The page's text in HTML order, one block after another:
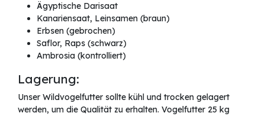
Ägyptische Darisaat
Kanariensaat, Leinsamen (braun)
Erbsen (gebrochen)
Saflor, Raps (schwarz)
Ambrosia (kontrolliert)
Lagerung:
Unser Wildvogelfutter sollte kühl und trocken gelagert
werden, um die Qualität zu erhalten. Vogelfutter 25 kg